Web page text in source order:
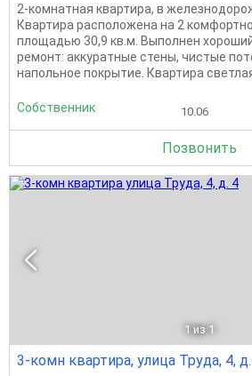
2-комнатная квартира, в
Квартира расположена на 2
площадью 30,9 кв.м. Выполнен
ремонт: аккуратные стены, чистые
напольное покрытие. Квартира
Собственник 10.06
Позвонить
1 из 1
3-комн квартира, улица Труда, 4,